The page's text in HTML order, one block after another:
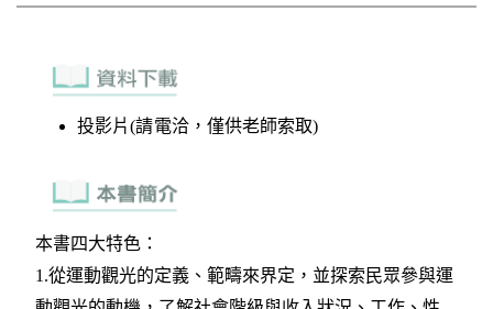
投影片(請電洽，僅供老師索取)